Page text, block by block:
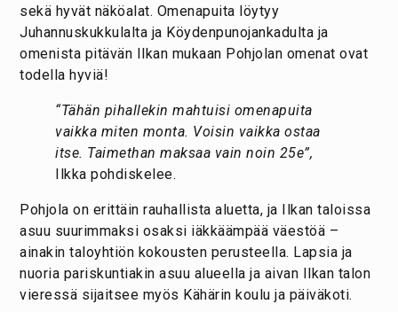
sekä hyvät näköalat. Omenapuita löytyy
Juhannuskukkulalta ja Köydenpunojankadulta ja
omenista pitävän Ilkan mukaan Pohjolan omenat ovat
todella hyviä!
“Tähän pihallekin mahtuisi omenapuita
vaikka miten monta. Voisin vaikka ostaa
itse. Taimethan maksaa vain noin 25e”,
Ilkka pohdiskelee.
Pohjola on erittäin rauhallista aluetta, ja Ilkan taloissa
asuu suurimmaksi osaksi iäkkäämpää väestöä –
ainakin taloyhtiön kokousten perusteella. Lapsia ja
nuoria pariskuntiakin asuu alueella ja aivan Ilkan talon
vieressä sijaitsee myös Kähärin koulu ja päiväkoti.